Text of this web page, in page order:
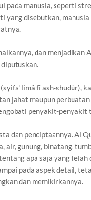
manusia, seperti
disebutkan, manusia
dan menjadikan
diputuskan.
limâ fî ash-shudûr),
jahat maupun
penyakit-penyakit
dan penciptaannya. Al
air, gunung, binatang,
apa saja yang
pada aspek detail,
dan memikirkannya.